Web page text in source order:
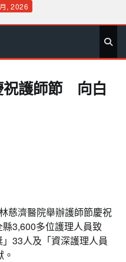
, 2026
運 旅 政 地 專
祝護師節 向白
慈濟醫院舉辦護師節慶祝
3,600多位護理人員致
33人及「資深護理人員